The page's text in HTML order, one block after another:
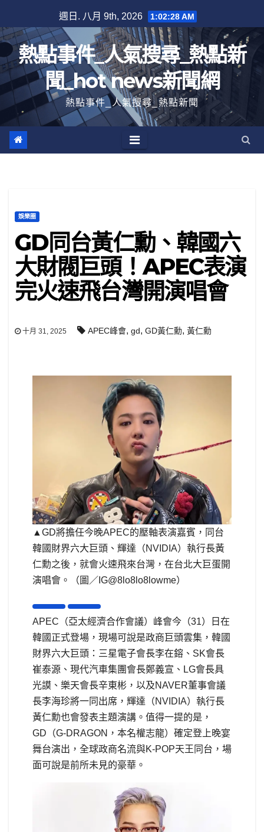
至
內
容
週日. 八月 9th, 2026 1:02:29 AM
熱點事件_人氣搜尋_熱點新
聞_hot news新聞網
熱點事件_人氣搜尋_熱點新聞
娛樂圈
GD同台黃仁勳、韓國六
大財閥巨頭！APEC表演
完火速飛台灣開演唱會
十月 31, 2025 APEC峰會, gd, GD黃仁勳, 黃仁勳
▲GD將擔任今晚APEC的壓軸表演嘉賓，同台
韓國財界六大巨頭、輝達（NVIDIA）執行長黃
仁勳之後，就會火速飛來台灣，在台北大巨蛋開
演唱會。（圖／IG@8lo8lo8lowme）
APEC（亞太經濟合作會議）峰會今（31）日在
韓國正式登場，現場可說是政商巨頭雲集，韓國
財界六大巨頭：三星電子會長李在鎔、SK會長
崔泰源、現代汽車集團會長鄭義宣、LG會長具
光謨、樂天會長辛東彬，以及NAVER董事會議
長李海珍將一同出席，輝達（NVIDIA）執行長
黃仁勳也會發表主題演講。值得一提的是，
GD（G-DRAGON，本名權志龍）確定登上晚宴
舞台演出，全球政商名流與K-POP天王同台，場
面可說是前所未見的豪華。